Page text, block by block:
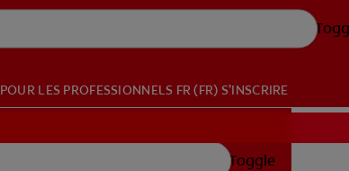
POUR LES PROFESSIONNELS FR (FR) S’INSCRIRE
Toggle